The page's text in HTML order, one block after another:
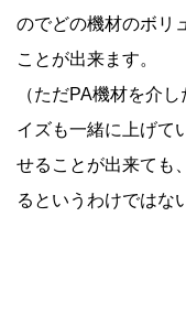
のでどの機材のボリ
ことが出来ます。
（ただPA機材を介
イズも一緒に上げて
せることが出来ても
るというわけではな